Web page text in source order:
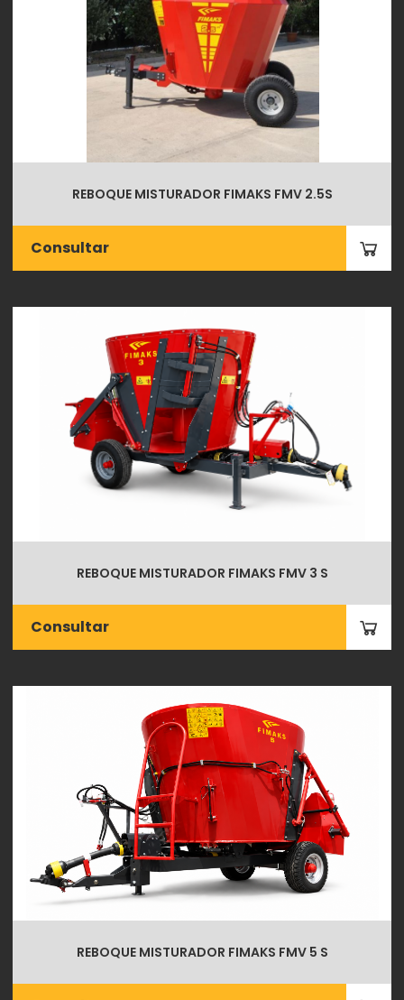
REBOQUE MISTURADOR FIMAKS FMV 2.5S
Consultar
REBOQUE MISTURADOR FIMAKS FMV 3 S
Consultar
REBOQUE MISTURADOR FIMAKS FMV 5 S